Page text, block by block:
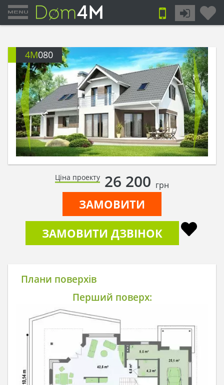
4M080
Ціна проекту 26 200 грн
ЗАМОВИТИ
ЗАМОВИТИ ДЗВІНОК
Плани поверхів
Перший поверх: